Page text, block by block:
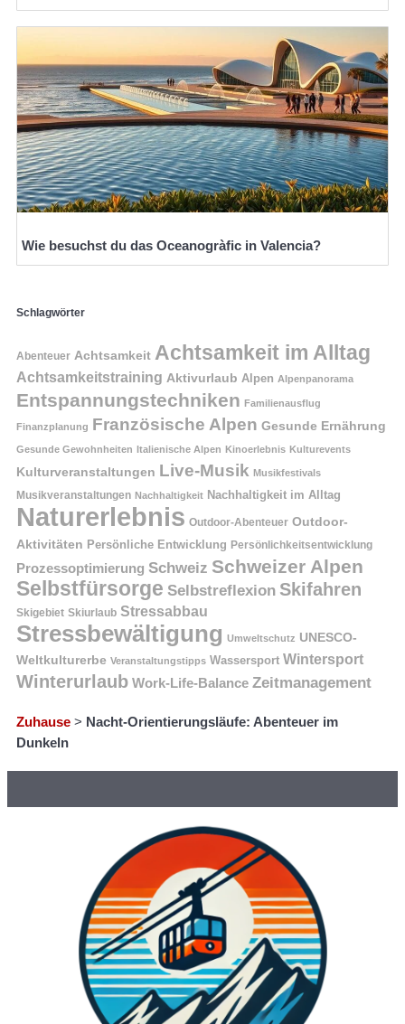
Wie besuchst du das Oceanogràfic in Valencia?
Schlagwörter
Abenteuer Achtsamkeit Achtsamkeit im Alltag
Achtsamkeitstraining Aktivurlaub Alpen Alpenpanorama
Entspannungstechniken Familienausflug
Finanzplanung Französische Alpen Gesunde Ernährung
Gesunde Gewohnheiten Italienische Alpen Kinoerlebnis Kulturevents
Kulturveranstaltungen Live-Musik Musikfestivals
Musikveranstaltungen Nachhaltigkeit Nachhaltigkeit im Alltag
Naturerlebnis Outdoor-Abenteuer Outdoor-
Aktivitäten Persönliche Entwicklung Persönlichkeitsentwicklung
Prozessoptimierung Schweiz Schweizer Alpen
Selbstfürsorge Selbstreflexion Skifahren
Skigebiet Skiurlaub Stressabbau
Stressbewältigung Umweltschutz UNESCO-
Weltkulturerbe Veranstaltungstipps Wassersport Wintersport
Winterurlaub Work-Life-Balance Zeitmanagement
Zuhause > Nacht-Orientierungsläufe: Abenteuer im
Dunkeln